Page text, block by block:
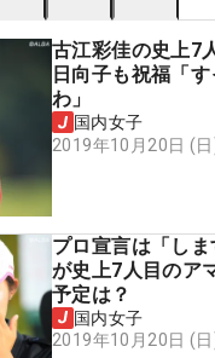
古江彩佳の史上7
日向子も祝福「
わ」
国内女子
2019年10月20日 (
プロ宣言は「し
が史上7人目のア
予定は？
国内女子
2019年10月20日 (